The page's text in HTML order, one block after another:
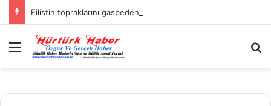
Menü